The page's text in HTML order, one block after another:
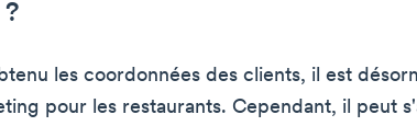
les coordonnées des clients, il est
pour les restaurants. Cependant, il peut